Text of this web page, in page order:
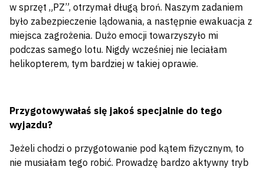
w sprzęt „PZ”, otrzymał długą broń. Naszym zadaniem
było zabezpieczenie lądowania, a następnie ewakuacja z
miejsca zagrożenia. Dużo emocji towarzyszyło mi
podczas samego lotu. Nigdy wcześniej nie leciałam
helikopterem, tym bardziej w takiej oprawie.
Przygotowywałaś się jakoś specjalnie do tego
wyjazdu?
Jeżeli chodzi o przygotowanie pod kątem fizycznym, to
nie musiałam tego robić. Prowadzę bardzo aktywny tryb